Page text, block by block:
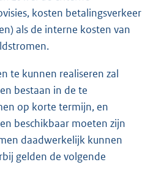
kosten betalingsverkeer
als de interne kosten van
te kunnen realiseren zal
bestaan in de te
op korte termijn, en
beschikbaar moeten zijn
daadwerkelijk kunnen
gelden de volgende